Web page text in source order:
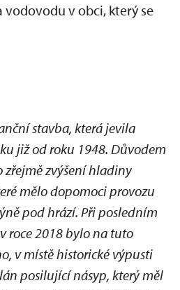
vodovodu v obci, který se
stavba, která jevila
již od roku 1948. Důvodem
zvýšení hladiny
mělo dopomoci provozu
pod hrází. Při posledním
roce 2018 bylo na tuto
v místě historické výpusti
posilující násyp, který měl